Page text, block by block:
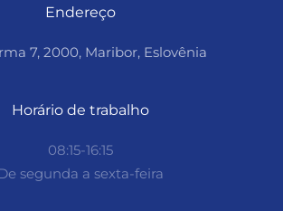
Endereço
7, 2000, Maribor, Eslovênia
Horário de trabalho
08:15-16:15
segunda a sexta-feira